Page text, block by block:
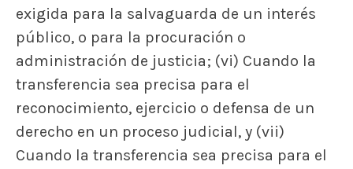
exigida para la salvaguarda de un interés
público, o para la procuración o
administración de justicia; (vi) Cuando la
transferencia sea precisa para el
reconocimiento, ejercicio o defensa de un
derecho en un proceso judicial, y (vii)
Cuando la transferencia sea precisa para el